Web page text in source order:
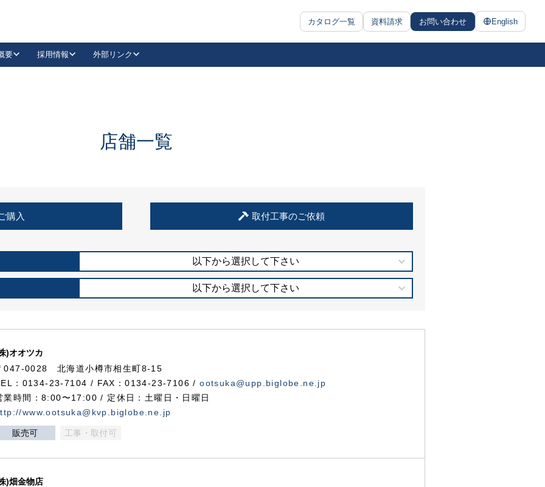
カタログ一覧 資料請求 お問い合わせ English
抗ウイルス・抗菌製品
要 採用情報 外部リンク
LinkedIn
住宅使用部材標準化推進協議会
店舗一覧
購入 取付工事のご依頼
以下から選択して下さい
以下から選択して下さい
)オオツカ
047-0028 北海道小樽市相生町8-15
：0134-23-7104 / FAX：0134-23-7106 /ootsuka@upp.biglobe.ne.jp
業時間：8:00〜17:00 / 定休日：土曜日・日曜日
www.ootsuka@kvp.biglobe.ne.jp
販売可 工事・取付可
)畑金物店